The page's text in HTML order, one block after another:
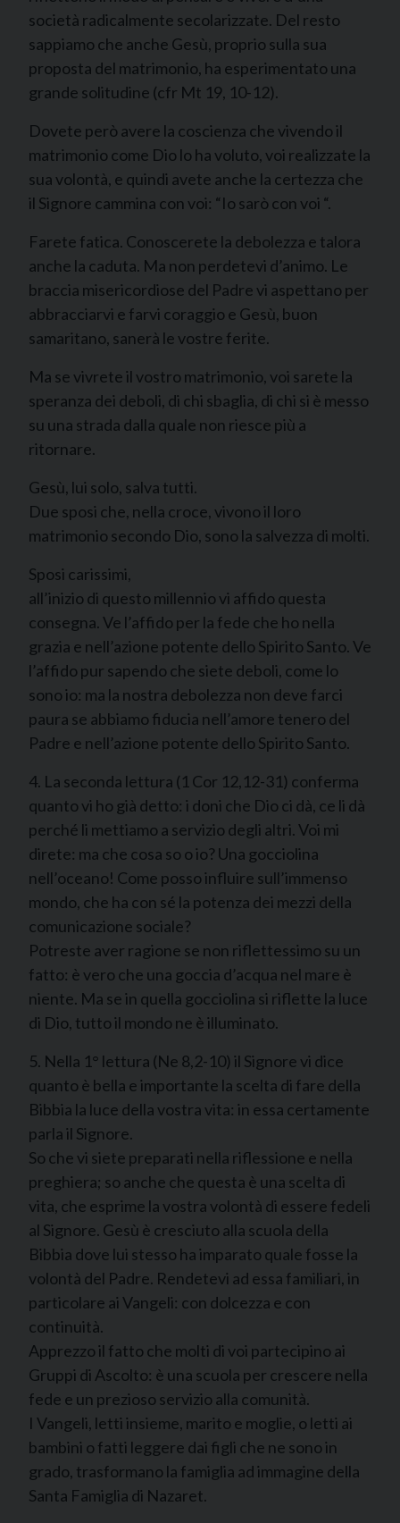
società radicalmente secolarizzate. Del resto
sappiamo che anche Gesù, proprio sulla sua
proposta del matrimonio, ha esperimentato una
grande solitudine (cfr Mt 19, 10-12).
Dovete però avere la coscienza che vivendo il
matrimonio come Dio lo ha voluto, voi realizzate la
sua volontà, e quindi avete anche la certezza che
il Signore cammina con voi: “Io sarò con voi “.
Farete fatica. Conoscerete la debolezza e talora
anche la caduta. Ma non perdetevi d’animo. Le
braccia misericordiose del Padre vi aspettano per
abbracciarvi e farvi coraggio e Gesù, buon
samaritano, sanerà le vostre ferite.
Ma se vivrete il vostro matrimonio, voi sarete la
speranza dei deboli, di chi sbaglia, di chi si è messo
su una strada dalla quale non riesce più a
ritornare.
Gesù, lui solo, salva tutti.
Due sposi che, nella croce, vivono il loro
matrimonio secondo Dio, sono la salvezza di molti.
Sposi carissimi,
all’inizio di questo millennio vi affido questa
consegna. Ve l’affido per la fede che ho nella
grazia e nell’azione potente dello Spirito Santo. Ve
l’affido pur sapendo che siete deboli, come lo
sono io: ma la nostra debolezza non deve farci
paura se abbiamo fiducia nell’amore tenero del
Padre e nell’azione potente dello Spirito Santo.
4. La seconda lettura (1 Cor 12,12-31) conferma
quanto vi ho già detto: i doni che Dio ci dà, ce li dà
perché li mettiamo a servizio degli altri. Voi mi
direte: ma che cosa so o io? Una gocciolina
nell’oceano! Come posso influire sull’immenso
mondo, che ha con sé la potenza dei mezzi della
comunicazione sociale?
Potreste aver ragione se non riflettessimo su un
fatto: è vero che una goccia d’acqua nel mare è
niente. Ma se in quella gocciolina si riflette la luce
di Dio, tutto il mondo ne è illuminato.
5. Nella 1° lettura (Ne 8,2-10) il Signore vi dice
quanto è bella e importante la scelta di fare della
Bibbia la luce della vostra vita: in essa certamente
parla il Signore.
So che vi siete preparati nella riflessione e nella
preghiera; so anche che questa è una scelta di
vita, che esprime la vostra volontà di essere fedeli
al Signore. Gesù è cresciuto alla scuola della
Bibbia dove lui stesso ha imparato quale fosse la
volontà del Padre. Rendetevi ad essa familiari, in
particolare ai Vangeli: con dolcezza e con
continuità.
Apprezzo il fatto che molti di voi partecipino ai
Gruppi di Ascolto: è una scuola per crescere nella
fede e un prezioso servizio alla comunità.
I Vangeli, letti insieme, marito e moglie, o letti ai
bambini o fatti leggere dai figli che ne sono in
grado, trasformano la famiglia ad immagine della
Santa Famiglia di Nazaret.